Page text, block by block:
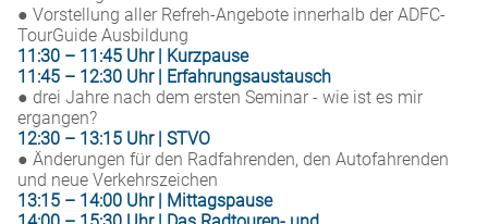
● Vorstellung aller Refreh-Angebote innerhalb der ADFC-
TourGuide Ausbildung
11:30 – 11:45 Uhr | Kurzpause
11:45 – 12:30 Uhr | Erfahrungsaustausch
● drei Jahre nach dem ersten Seminar - wie ist es mir
ergangen?
12:30 – 13:15 Uhr | STVO
● Änderungen für den Radfahrenden, den Autofahrenden
und neue Verkehrszeichen
13:15 – 14:00 Uhr | Mittagspause